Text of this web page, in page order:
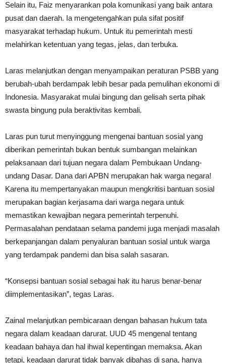
Selain itu, Faiz menyarankan pola komunikasi yang baik antara
pusat dan daerah. Ia mengetengahkan pula sifat positif
masyarakat terhadap hukum. Untuk itu pemerintah mesti
melahirkan ketentuan yang tegas, jelas, dan terbuka.
Laras melanjutkan dengan menyampaikan peraturan PSBB yang
berubah-ubah berdampak lebih besar pada pemulihan ekonomi di
Indonesia. Masyarakat mulai bingung dan gelisah serta pihak
swasta bingung pula beraktivitas kembali.
Laras pun turut menyinggung mengenai bantuan sosial yang
diberikan pemerintah bukan bentuk sumbangan melainkan
pelaksanaan dari tujuan negara dalam Pembukaan Undang-
undang Dasar. Dana dari APBN merupakan hak warga negara!
Karena itu mempertanyakan maupun mengkritisi bantuan sosial
merupakan bagian kerjasama dari warga negara untuk
memastikan kewajiban negara pemerintah terpenuhi.
Permasalahan pendataan selama pandemi juga menjadi masalah
berkepanjangan dalam penyaluran bantuan sosial untuk warga
yang terdampak pandemi dan bisa salah sasaran.
“Konsepsi bantuan sosial sebagai hak itu harus benar-benar
diimplementasikan”, tegas Laras.
Zainal melanjutkan pembicaraan dengan bahasan hukum tata
negara dalam keadaan darurat. UUD 45 mengenal tentang
keadaan bahaya dan hal ihwal kepentingan memaksa. Akan
tetapi, keadaan darurat tidak banyak dibahas di sana, hanya